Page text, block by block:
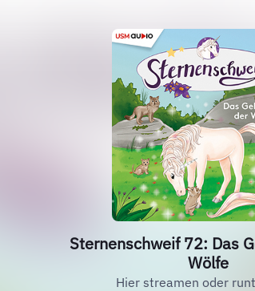
Sternenschweif 72: Das
Wölfe
Hier streamen oder